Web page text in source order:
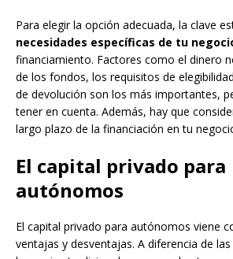
Para elegir la opción adecuada, la clave
necesidades específicas de tu
financiamiento. Factores como el dinero
de los fondos, los requisitos de
de devolución son los más importantes,
tener en cuenta. Además, hay que
largo plazo de la financiación en tu
El capital privado para
autónomos
El capital privado para autónomos viene
ventajas y desventajas. A diferencia de